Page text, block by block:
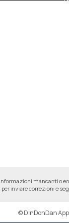
mancanti o
per inviare correzioni e
© DinDonDan